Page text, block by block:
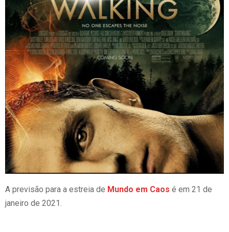
A previsão para a estreia de Mundo em Caos é em 21 de
janeiro de 2021.